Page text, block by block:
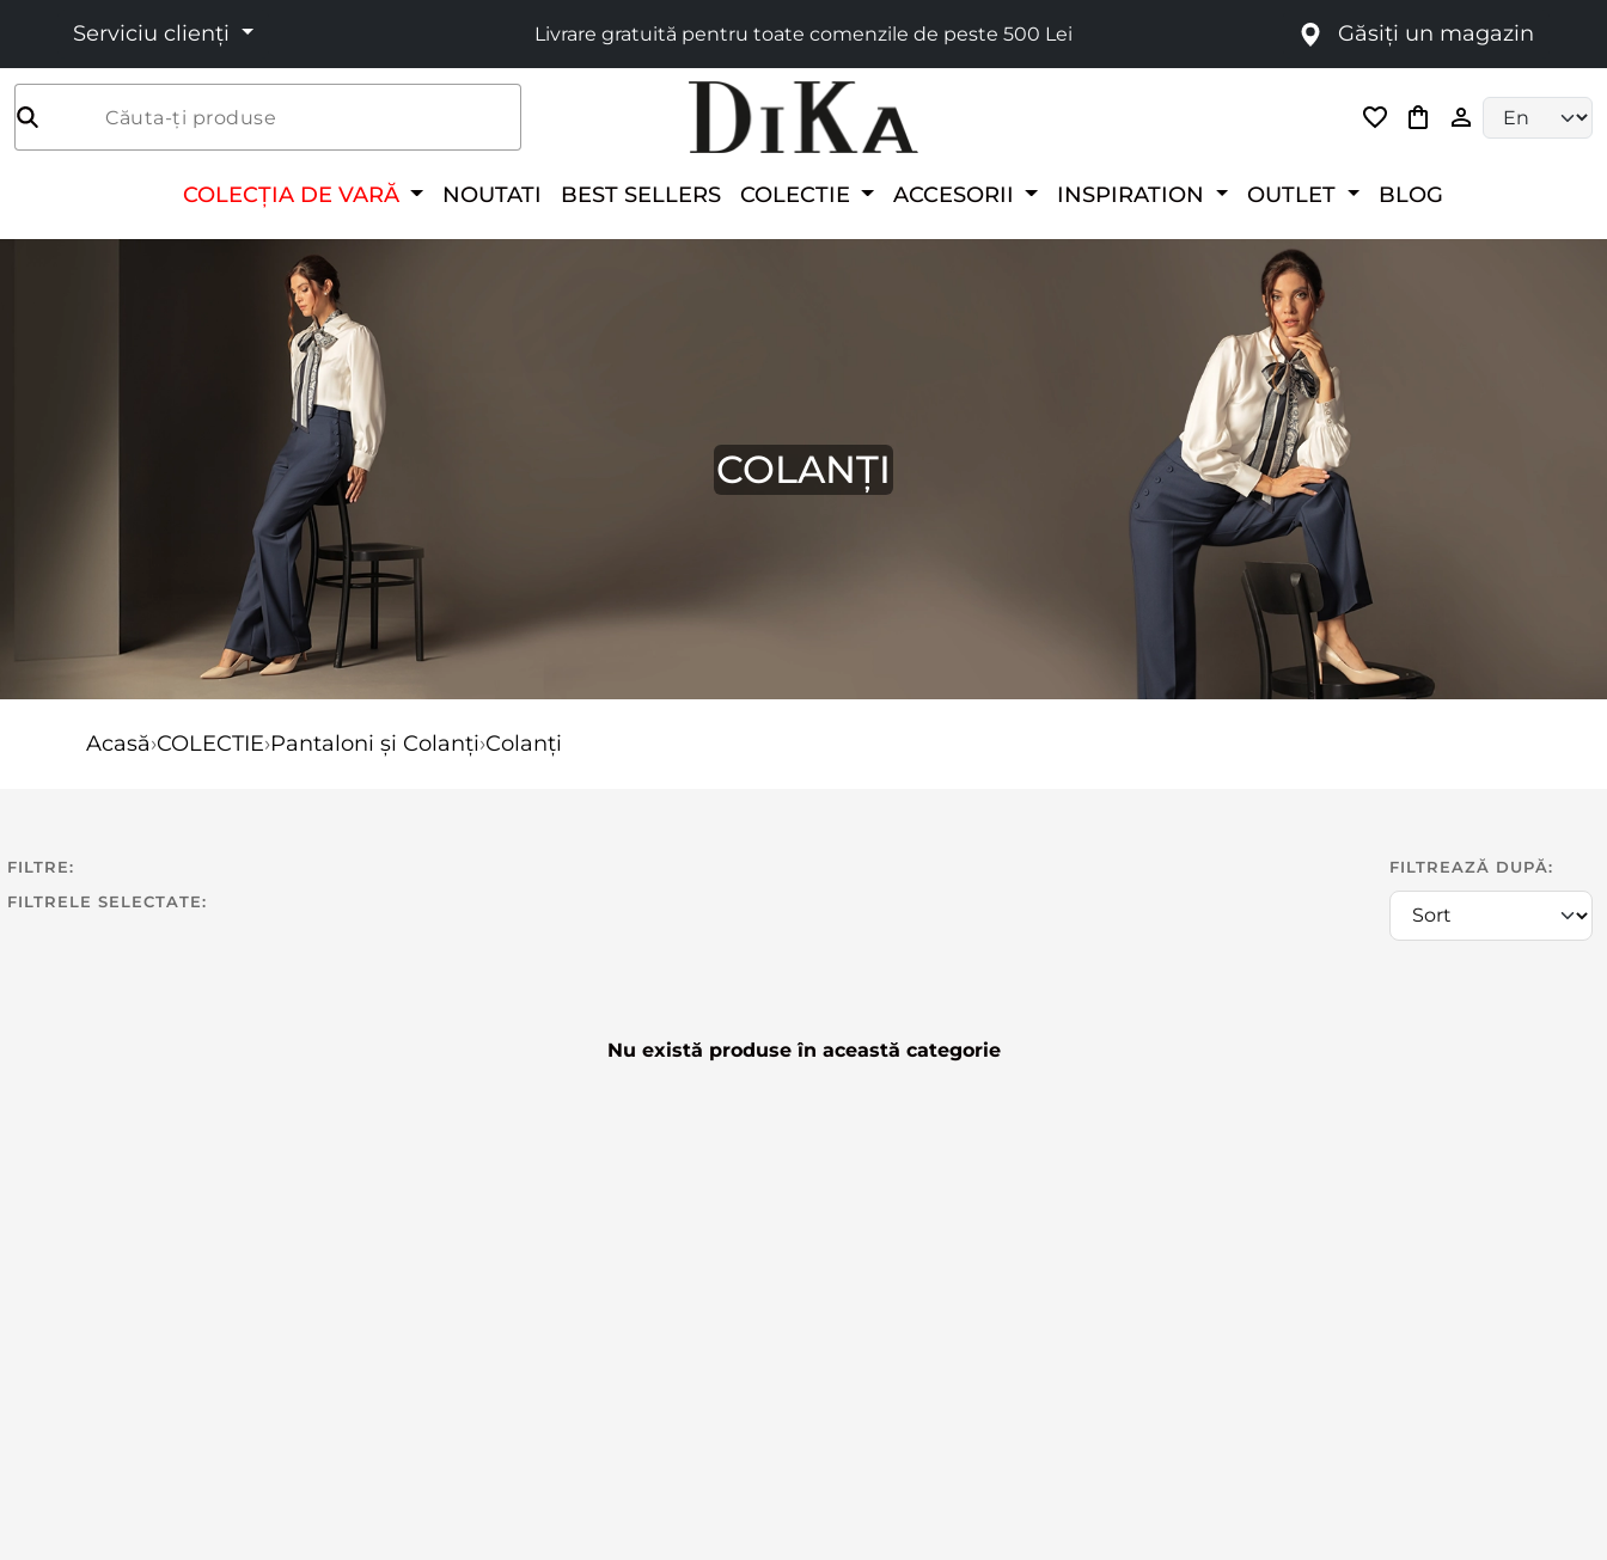
Serviciu clienți Livrare gratuită pentru toate comenzile de peste 500 Lei Găsiți un magazin
Căuta-ți produse
COLECȚIA DE VARĂ NOUTATI BEST SELLERS COLECTIE ACCESORII INSPIRATION OUTLET BLOG
COLANȚI
Acasă›COLECTIE›Pantaloni și Colanți›Colanți
FILTRE:
FILTRELE SELECTATE:
FILTREAZĂ DUPĂ:
Nu există produse în această categorie